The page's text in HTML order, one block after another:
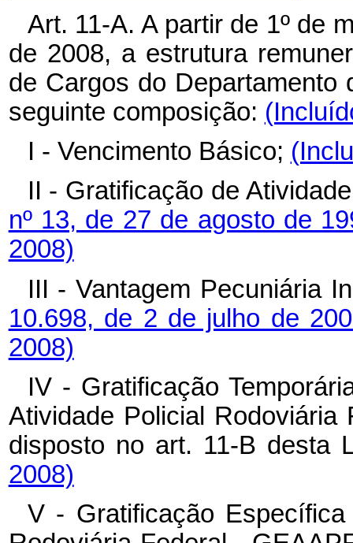
Art. 11-A. A partir de 1º de
de 2008, a estrutura
de Cargos do
seguinte composição:
I - Vencimento Básico;
II - Gratificação de
nº 13, de 27 de agosto de
2008)
III - Vantagem Pecuniária
10.698, de 2 de julho de
2008)
IV - Gratificação
Atividade Policial Rodoviária
disposto no art. 11-B desta
2008)
V - Gratificação